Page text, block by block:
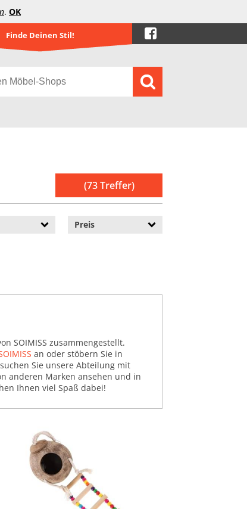
. OK
Finde Deinen Stil!
(73 Treffer)
Preis
SOIMISS zusammengestellt.
an oder stöbern Sie in
Sie unsere Abteilung mit
anderen Marken ansehen und in
Ihnen viel Spaß dabei!